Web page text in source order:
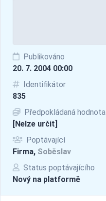
Publikováno
20. 7. 2004 00:00
Identifikátor
835
Předpokládaná hodnota
[Nelze určit]
Poptávající
Firma, Soběslav
Status poptávajícího
Nový na platformě